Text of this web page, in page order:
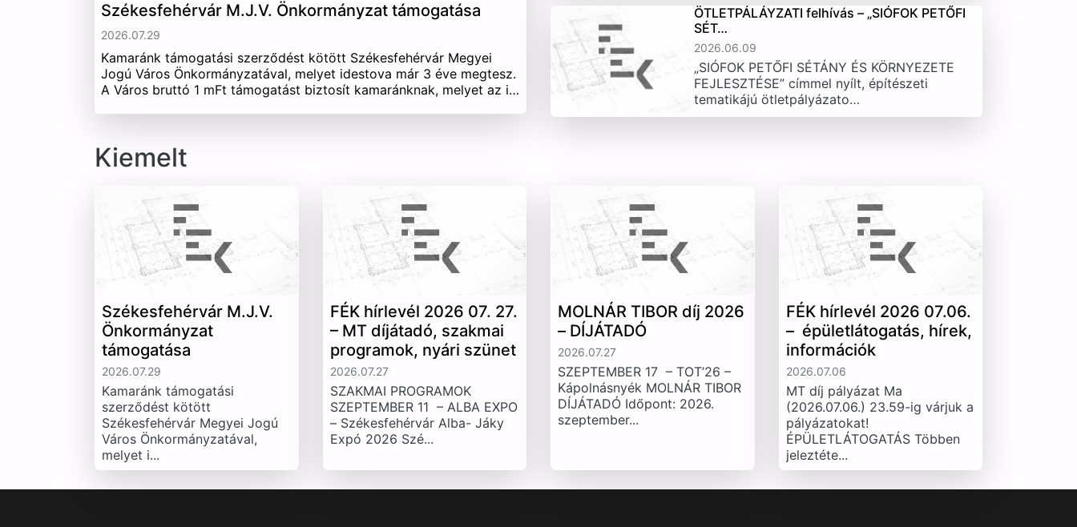
Székesfehérvár M.J.V. Önkormányzat támogatása
2026.07.29
Kamaránk támogatási szerződést kötött Székesfehérvár Megyei
Jogú Város Önkormányzatával, melyet idestova már 3 éve megtesz.
A Város bruttó 1 mFt támogatást biztosít kamaránknak, melyet az i…
ÖTLETPÁLÁYZATI felhívás – „SIÓFOK PETŐFI
SÉT…
2026.06.09
„SIÓFOK PETŐFI SÉTÁNY ÉS KÖRNYEZETE
FEJLESZTÉSE” címmel nyílt, építészeti
tematikájú ötletpályázato…
Kiemelt
Székesfehérvár M.J.V.
Önkormányzat
támogatása
2026.07.29
Kamaránk támogatási
szerződést kötött
Székesfehérvár Megyei Jogú
Város Önkormányzatával,
melyet i...
FÉK hírlevél 2026 07. 27.
– MT díjátadó, szakmai
programok, nyári szünet
2026.07.27
SZAKMAI PROGRAMOK
SZEPTEMBER 11 – ALBA EXPO
– Székesfehérvár Alba- Jáky
Expó 2026 Szé...
MOLNÁR TIBOR díj 2026
– DÍJÁTADÓ
2026.07.27
SZEPTEMBER 17 – TOT’26 –
Kápolnásnyék MOLNÁR TIBOR
DÍJÁTADÓ Időpont: 2026.
szeptember...
FÉK hírlevél 2026 07.06.
– épületlátogatás, hírek,
információk
2026.07.06
MT díj pályázat Ma
(2026.07.06.) 23.59-ig várjuk a
pályázatokat!
ÉPÜLETLÁTOGATÁS Többen
jeleztéte...